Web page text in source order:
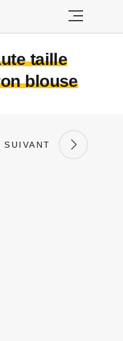
taille
blouse
SUIVANT